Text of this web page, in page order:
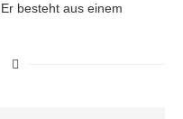
besteht aus einem